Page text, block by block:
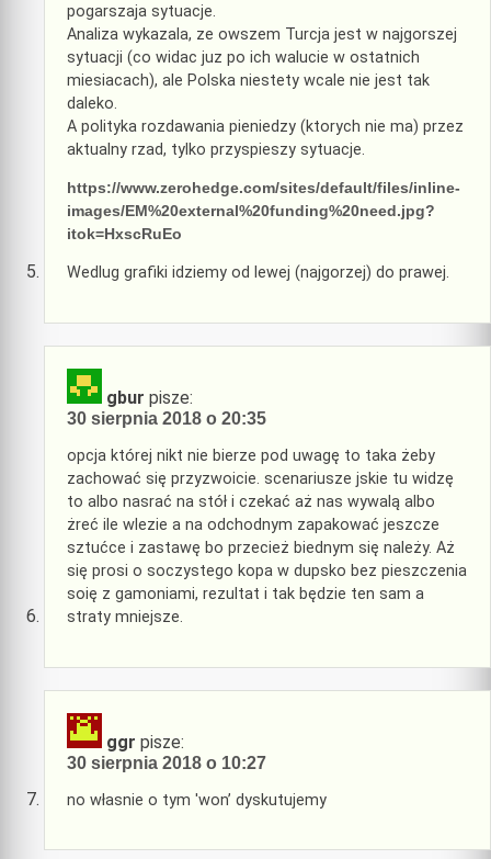
pogarszaja sytuacje.
Analiza wykazala, ze owszem Turcja jest w najgorszej
sytuacji (co widac juz po ich walucie w ostatnich
miesiacach), ale Polska niestety wcale nie jest tak
daleko.
A polityka rozdawania pieniedzy (ktorych nie ma) przez
aktualny rzad, tylko przyspieszy sytuacje.
https://www.zerohedge.com/sites/default/files/inline-
images/EM%20external%20funding%20need.jpg?
itok=HxscRuEo
Wedlug grafiki idziemy od lewej (najgorzej) do prawej.
gbur pisze:
30 sierpnia 2018 o 20:35
opcja której nikt nie bierze pod uwagę to taka żeby
zachować się przyzwoicie. scenariusze jskie tu widzę
to albo nasrać na stół i czekać aż nas wywalą albo
żreć ile wlezie a na odchodnym zapakować jeszcze
sztućce i zastawę bo przecież biednym się należy. Aż
się prosi o soczystego kopa w dupsko bez pieszczenia
soię z gamoniami, rezultat i tak będzie ten sam a
straty mniejsze.
ggr pisze:
30 sierpnia 2018 o 10:27
no własnie o tym 'won’ dyskutujemy